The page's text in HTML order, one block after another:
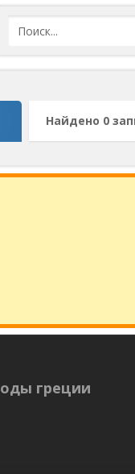
Найдено 0
греции